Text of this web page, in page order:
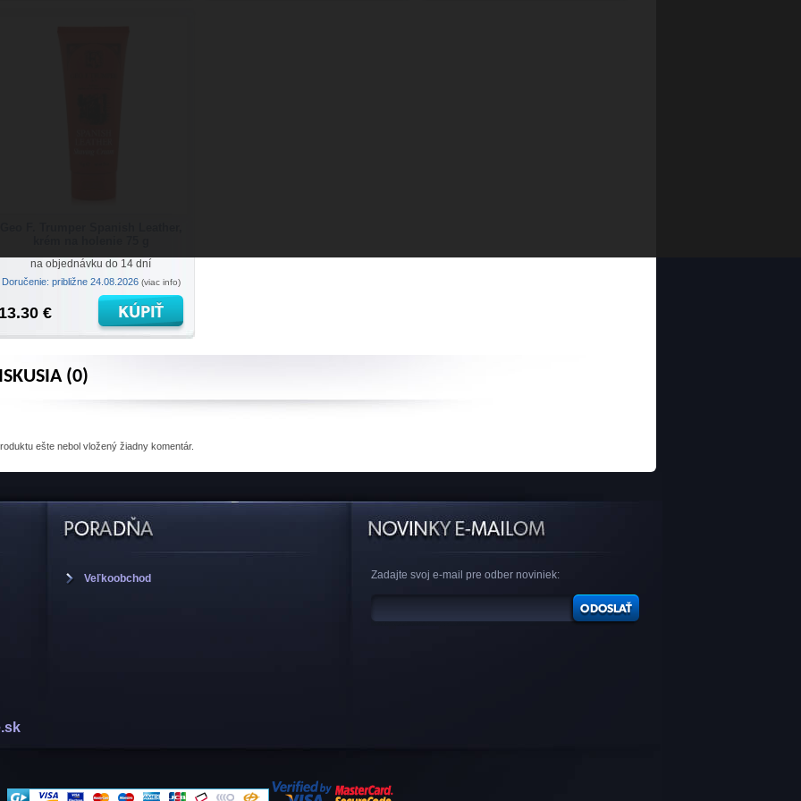
na objednávku do 14 dní
Doručenie: približne 24.08.2026 (viac info)
€
(0)
ešte nebol vložený žiadny komentár.
Veľkoobchod Zadajte svoj e-mail pre odber noviniek: